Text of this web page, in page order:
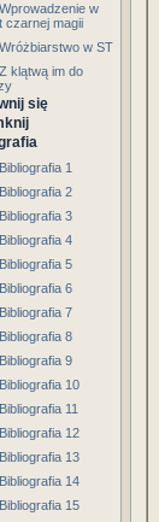
Wprowadzenie w
czarnej magii
Wróżbiarstwo w ST
Z klątwą im do
Bibliografia 1
Bibliografia 2
Bibliografia 3
Bibliografia 4
Bibliografia 5
Bibliografia 6
Bibliografia 7
Bibliografia 8
Bibliografia 9
Bibliografia 10
Bibliografia 11
Bibliografia 12
Bibliografia 13
Bibliografia 14
Bibliografia 15